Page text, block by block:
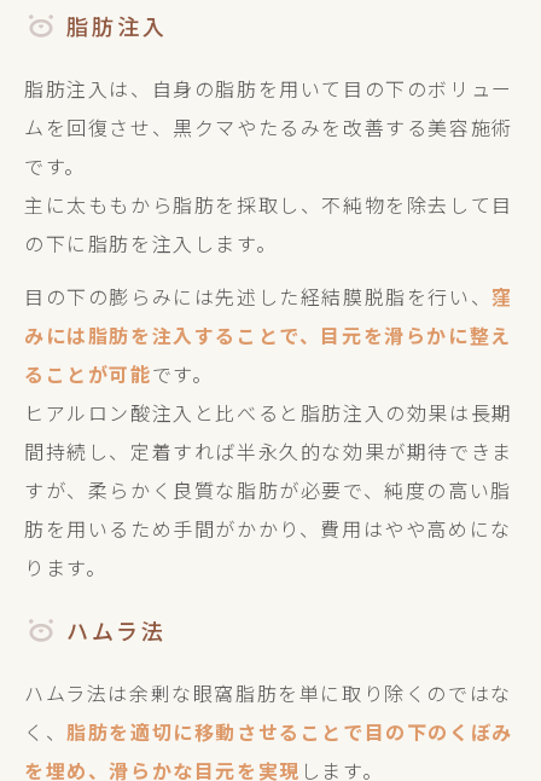
脂肪注入
脂肪注入は、自身の脂肪を用いて目の下のボリュー
ムを回復させ、黒クマやたるみを改善する美容施術
です。
主に太ももから脂肪を採取し、不純物を除去して目
の下に脂肪を注入します。
目の下の膨らみには先述した経結膜脱脂を行い、窪
みには脂肪を注入することで、目元を滑らかに整え
ることが可能です。
ヒアルロン酸注入と比べると脂肪注入の効果は長期
間持続し、定着すれば半永久的な効果が期待できま
すが、柔らかく良質な脂肪が必要で、純度の高い脂
肪を用いるため手間がかかり、費用はやや高めにな
ります。
ハムラ法
ハムラ法は余剰な眼窩脂肪を単に取り除くのではな
く、脂肪を適切に移動させることで目の下のくぼみ
を埋め、滑らかな目元を実現 します。